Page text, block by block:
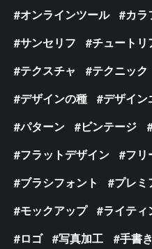
オンラインツール
カラ
サンセリフ
チュートリ
テクスチャ
テクニック
デザインの種
デザイン
パターン
ビンテージ
フラットデザイン
フリ
ブラシフォント
プレミ
モックアップ
ライティ
ロゴ
写真加工 手書き